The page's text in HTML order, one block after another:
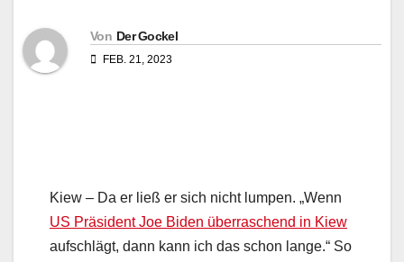
Von Der Gockel
FEB. 21, 2023
Kiew – Da er ließ er sich nicht lumpen. „Wenn
US Präsident Joe Biden überraschend in Kiew
aufschlägt, dann kann ich das schon lange.“ So